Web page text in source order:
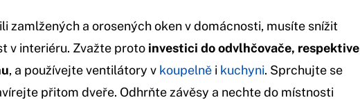
zamlžených a orosených oken v domácnosti, musíte snížit
v interiéru. Zvažte proto investici do odvlhčovače, respektive
, a používejte ventilátory v koupelně i kuchyni. Sprchujte se
přitom dveře. Odhrňte závěsy a nechte do místnosti